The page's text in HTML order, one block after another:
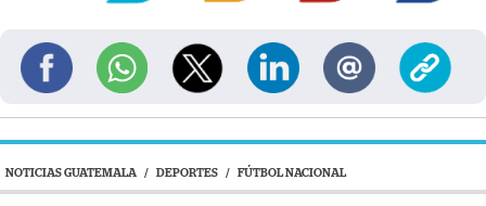
NOTICIAS GUATEMALA / DEPORTES / FÚTBOL NACIONAL